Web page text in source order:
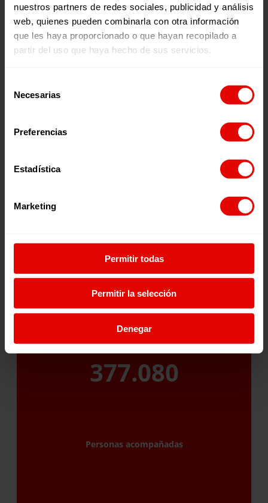
nuestros partners de redes sociales, publicidad y análisis
web, quienes pueden combinarla con otra información
que les haya proporcionado o que hayan recopilado a
partir del uso que haya hecho de sus servicios.
Necesarias
Preferencias
Estadística
Marketing
Permitir todas
Permitir la selección
Denegar
Entreculturas en cifras
377.080
Personas acompañadas